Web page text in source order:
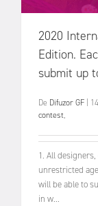
2020
Edition.
submit up
De Difuzor GF
contest,
1. All
unrestricted
will be able to
in w...